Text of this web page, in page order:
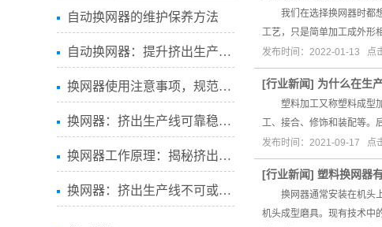
自动换网器的维护保养方法
自动换网器：提升挤出生产线...
换网器使用注意事项，规范操...
换网器：挤出生产线可靠稳定...
换网器工作原理：揭秘挤出生...
换网器：挤出生产线不可或缺...
我们在选择换网器时都
工艺，只是简单加工成外形
发布时间：2022-01-13 点
[行业新闻] 为什么在生
塑料加工又称塑料成型加
工、接合、修饰和装配等。
发布时间：2021-09-17 点
[行业新闻] 塑料换网器
换网器通常安装在机头上
机头成型磨具。现有技术中